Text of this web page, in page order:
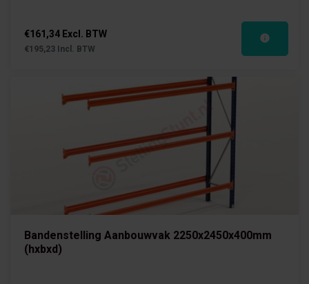
€161,34 Excl. BTW
€195,23 Incl. BTW
Bandenstelling Aanbouwvak 2250x2450x400mm
(hxbxd)